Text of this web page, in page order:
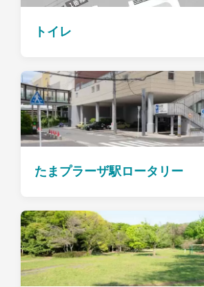
トイレ
たまプラーザ駅ロータリー